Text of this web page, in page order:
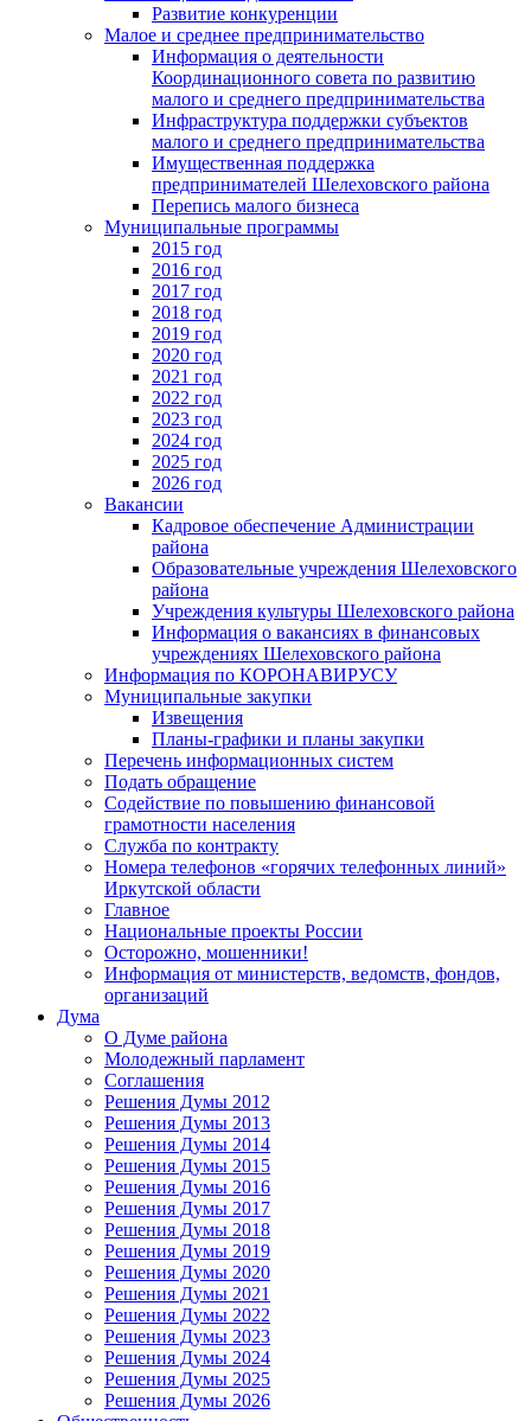
Развитие конкуренции
Малое и среднее предпринимательство
Информация о деятельности
Координационного совета по развитию
малого и среднего предпринимательства
Инфраструктура поддержки субъектов
малого и среднего предпринимательства
Имущественная поддержка
предпринимателей Шелеховского района
Перепись малого бизнеса
Муниципальные программы
2015 год
2016 год
2017 год
2018 год
2019 год
2020 год
2021 год
2022 год
2023 год
2024 год
2025 год
2026 год
Вакансии
Кадровое обеспечение Администрации
района
Образовательные учреждения Шелеховского
района
Учреждения культуры Шелеховского района
Информация о вакансиях в финансовых
учреждениях Шелеховского района
Информация по КОРОНАВИРУСУ
Муниципальные закупки
Извещения
Планы-графики и планы закупки
Перечень информационных систем
Подать обращение
Содействие по повышению финансовой
грамотности населения
Служба по контракту
Номера телефонов «горячих телефонных линий»
Иркутской области
Главное
Национальные проекты России
Осторожно, мошенники!
Информация от министерств, ведомств, фондов,
организаций
Дума
О Думе района
Молодежный парламент
Соглашения
Решения Думы 2012
Решения Думы 2013
Решения Думы 2014
Решения Думы 2015
Решения Думы 2016
Решения Думы 2017
Решения Думы 2018
Решения Думы 2019
Решения Думы 2020
Решения Думы 2021
Решения Думы 2022
Решения Думы 2023
Решения Думы 2024
Решения Думы 2025
Решения Думы 2026